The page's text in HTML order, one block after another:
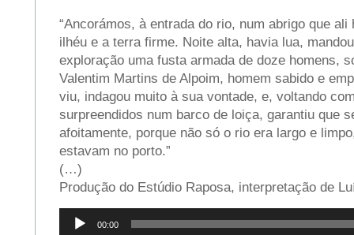
“Ancorámos, à entrada do rio, num abrigo que ali
ilhéu e a terra firme. Noite alta, havia lua,
exploração uma fusta armada de doze homens,
Valentim Martins de Alpoim, homem sabido e
viu, indagou muito à sua vontade, e, voltando
surpreendidos num barco de loiça, garantiu que
afoitamente, porque não só o rio era largo e
estavam no porto.”
(…)
Produção do Estúdio Raposa, interpretação de
Reprodutor
00:00